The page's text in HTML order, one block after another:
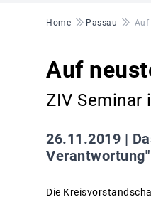
Pfadnavigation
Home Passau Auf
Auf
ZIV Seminar
26.11.2019 |
Verantwortung"
Die